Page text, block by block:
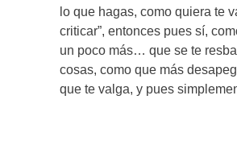
lo que hagas, como quiera te
criticar”, entonces pues sí,
un poco más… que se te
cosas, como que más
que te valga, y pues